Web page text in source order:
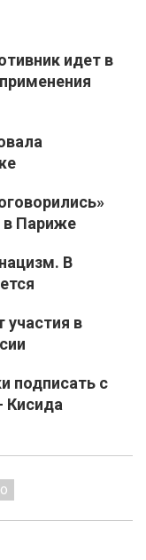
идет в
Париже
В
участия в
подписать с
Кисида